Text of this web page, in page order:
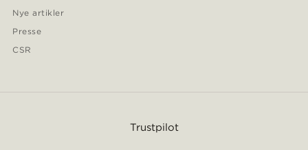
Nye artikler
Presse
CSR
Trustpilot